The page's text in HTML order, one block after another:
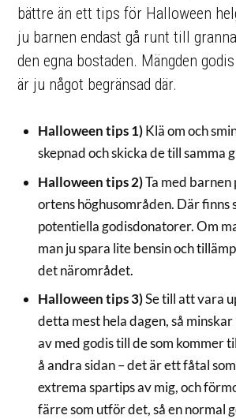
bättre än ett tips för Halloween
ju barnen endast gå runt till
den egna bostaden. Mängden
är ju något begränsad där.
Halloween tips 1)Klä om och
skepnad och skicka de till samma
Halloween tips 2)Ta med barnen
ortens höghusområden. Där finns
potentiella godisdonatorer. Om
man ju spara lite bensin och
det närområdet.
Halloween tips 3)Se till att vara
detta mest hela dagen, så
av med godis till de som kommer
å andra sidan – det är ett fåtal
extrema spartips av mig, och
färre som utför det, så en normal